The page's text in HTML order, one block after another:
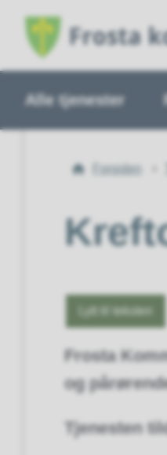
Alle tjenester
Du
Forsiden
Lytt til teksten
Frosta
og
Tjenesten